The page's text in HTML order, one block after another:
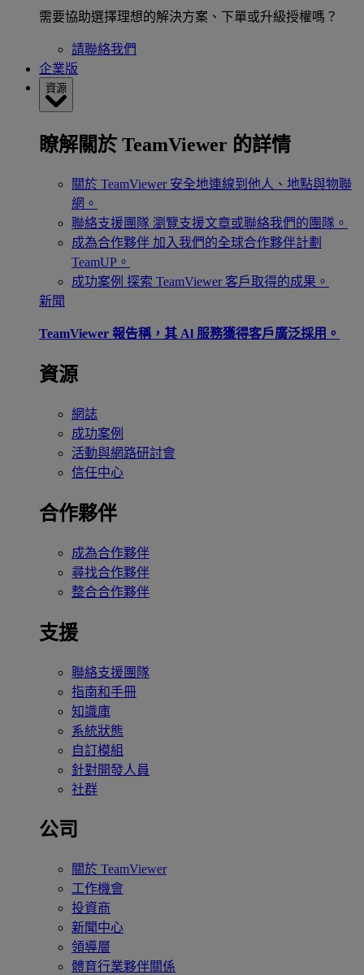
需要協助選擇理想的解決方案、下單或升級授權嗎？
請聯絡我們
企業版
資源
瞭解關於 TeamViewer 的詳情
關於 TeamViewer 安全地連線到他人、地點與物聯
網。
聯絡支援團隊 瀏覽支援文章或聯絡我們的團隊。
成為合作夥伴 加入我們的全球合作夥伴計劃
TeamUP。
成功案例 探索 TeamViewer 客戶取得的成果。
新聞
TeamViewer 報告稱，其 Al 服務獲得客戶廣泛採用。
資源
網誌
成功案例
活動與網路研討會
信任中心
合作夥伴
成為合作夥伴
尋找合作夥伴
整合合作夥伴
支援
聯絡支援團隊
指南和手冊
知識庫
系統狀態
自訂模組
針對開發人員
社群
公司
關於 TeamViewer
工作機會
投資商
新聞中心
領導層
體育行業夥伴關係